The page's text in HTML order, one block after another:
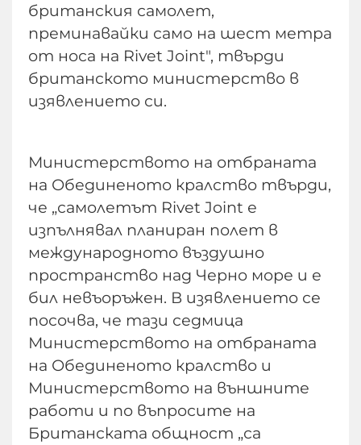
британския самолет,
преминавайки само на шест метра
от носа на Rivet Joint", твърди
британското министерство в
изявлението си.
Министерството на отбраната
на Обединеното кралство твърди,
че „самолетът Rivet Joint е
изпълнявал планиран полет в
международното въздушно
пространство над Черно море и е
бил невъоръжен. В изявлението се
посочва, че тази седмица
Министерството на отбраната
на Обединеното кралство и
Министерството на външните
работи и по въпросите на
Британската общност „са